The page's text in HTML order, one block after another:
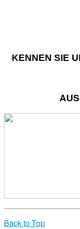
KENNEN SIE
Back to Top